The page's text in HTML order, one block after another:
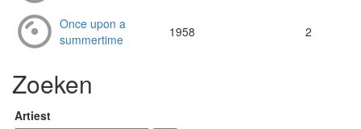
Once upon a
summertime
1958 2
Zoeken
Artiest